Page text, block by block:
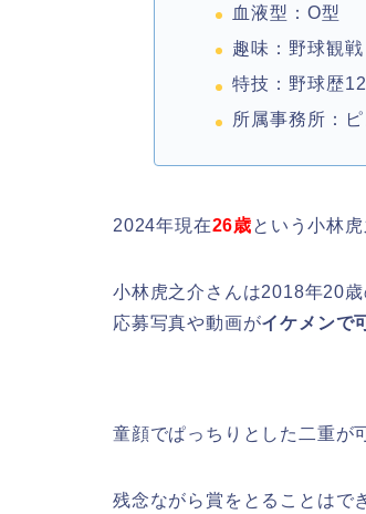
血液型：O型
趣味：野球観
特技：野球歴
所属事務所：
2024年現在26歳という小林
小林虎之介さんは2018年20
応募写真や動画がイケメンで
童顔でぱっちりとした二重が
残念ながら賞をとることはで